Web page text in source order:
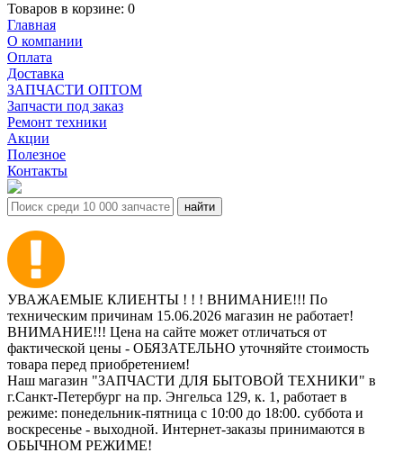
Товаров в корзине: 0
Главная
О компании
Оплата
Доставка
ЗАПЧАСТИ ОПТОМ
Запчасти под заказ
Ремонт техники
Акции
Полезное
Контакты
УВАЖАЕМЫЕ КЛИЕНТЫ ! ! ! ВНИМАНИЕ!!! По
техническим причинам 15.06.2026 магазин не работает!
ВНИМАНИЕ!!! Цена на сайте может отличаться от
фактической цены - ОБЯЗАТЕЛЬНО уточняйте стоимость
товара перед приобретением!
Наш магазин "ЗАПЧАСТИ ДЛЯ БЫТОВОЙ ТЕХНИКИ" в
г.Санкт-Петербург на пр. Энгельса 129, к. 1, работает в
режиме: понедельник-пятница с 10:00 до 18:00. суббота и
воскресенье - выходной. Интернет-заказы принимаются в
ОБЫЧНОМ РЕЖИМЕ!